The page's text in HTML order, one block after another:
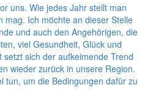
uns. Wie jedes Jahr stellt man
mag. Ich möchte an dieser Stelle
und auch den Angehörigen, die
viel Gesundheit, Glück und
sich der aufkeimende Trend
wieder zurück in unsere Region.
tun, um die Bedingungen dafür zu